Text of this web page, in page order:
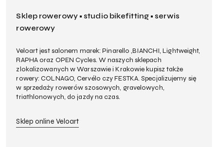
Sklep rowerowy • studio bikefitting • serwis
rowerowy
Veloart jest salonem marek: Pinarello ,BIANCHI, Lightweight,
RAPHA oraz OPEN Cycles. W naszych sklepach
zlokalizowanych w Warszawie i Krakowie kupisz także
rowery: COLNAGO, Cervélo czy FESTKA. Specjalizujemy się
w sprzedaży rowerów szosowych, gravelowych,
triathlonowych, do jazdy na czas.
Sklep online Veloart